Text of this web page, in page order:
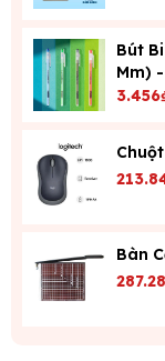
Bút
Mm)
Bàn